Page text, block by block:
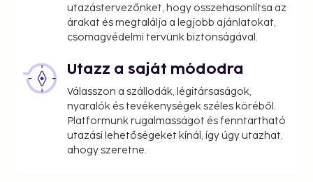
utazástervezőnket, hogy összehasonlítsa az
árakat és megtalálja a legjobb ajánlatokat,
csomagvédelmi tervünk biztonságával.
Utazz a saját módodra
Válasszon a szállodák, légitársaságok,
nyaralók és tevékenységek széles köréből.
Platformunk rugalmasságot és fenntartható
utazási lehetőségeket kínál, így úgy utazhat,
ahogy szeretne.